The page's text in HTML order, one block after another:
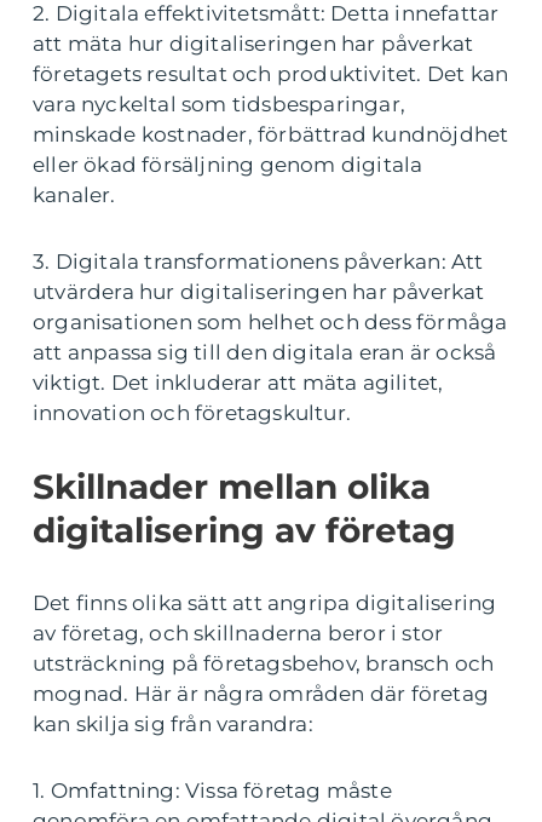
2. Digitala effektivitetsmått: Detta innefattar
att mäta hur digitaliseringen har påverkat
företagets resultat och produktivitet. Det kan
vara nyckeltal som tidsbesparingar,
minskade kostnader, förbättrad kundnöjdhet
eller ökad försäljning genom digitala
kanaler.
3. Digitala transformationens påverkan: Att
utvärdera hur digitaliseringen har påverkat
organisationen som helhet och dess förmåga
att anpassa sig till den digitala eran är också
viktigt. Det inkluderar att mäta agilitet,
innovation och företagskultur.
Skillnader mellan olika
digitalisering av företag
Det finns olika sätt att angripa digitalisering
av företag, och skillnaderna beror i stor
utsträckning på företagsbehov, bransch och
mognad. Här är några områden där företag
kan skilja sig från varandra:
1. Omfattning: Vissa företag måste